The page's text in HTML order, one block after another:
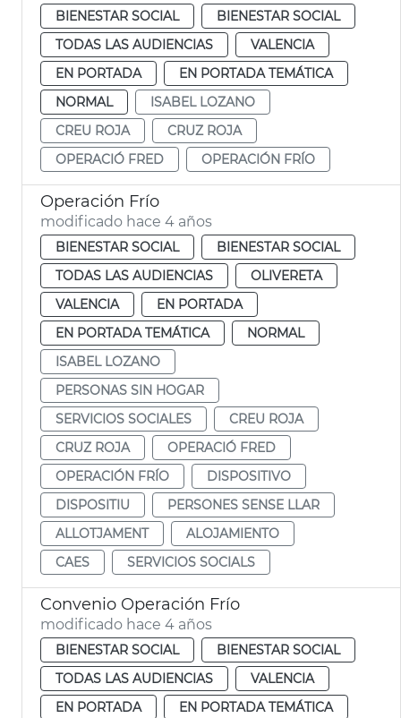
BIENESTAR SOCIAL
BIENESTAR SOCIAL
TODAS LAS AUDIENCIAS
VALENCIA
EN PORTADA
EN PORTADA TEMÁTICA
NORMAL
ISABEL LOZANO
CREU ROJA
CRUZ ROJA
OPERACIÓ FRED
OPERACIÓN FRÍO
Operación Frío
modificado hace 4 años
BIENESTAR SOCIAL
BIENESTAR SOCIAL
TODAS LAS AUDIENCIAS
OLIVERETA
VALENCIA
EN PORTADA
EN PORTADA TEMÁTICA
NORMAL
ISABEL LOZANO
PERSONAS SIN HOGAR
SERVICIOS SOCIALES
CREU ROJA
CRUZ ROJA
OPERACIÓ FRED
OPERACIÓN FRÍO
DISPOSITIVO
DISPOSITIU
PERSONES SENSE LLAR
ALLOTJAMENT
ALOJAMIENTO
CAES
SERVICIOS SOCIALS
Convenio Operación Frío
modificado hace 4 años
BIENESTAR SOCIAL
BIENESTAR SOCIAL
TODAS LAS AUDIENCIAS
VALENCIA
EN PORTADA
EN PORTADA TEMÁTICA